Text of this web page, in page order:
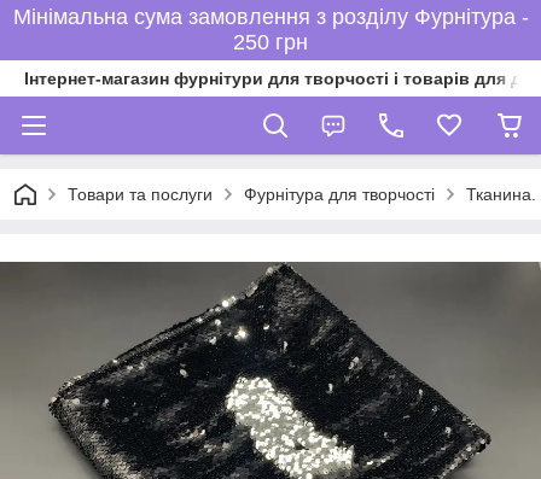
Мінімальна сума замовлення з розділу Фурнітура -
250 грн
Інтернет-магазин фурнітури для творчості і товарів для
Товари та послуги Фурнітура для творчості Тканина.